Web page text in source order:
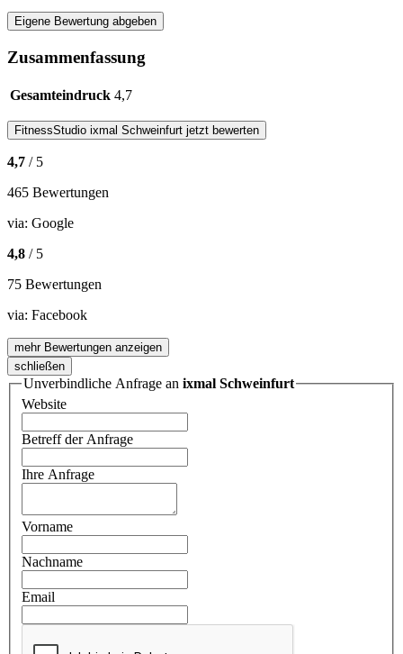
Eigene Bewertung abgeben
Zusammenfassung
Gesamteindruck 4,7
FitnessStudio ixmal Schweinfurt jetzt bewerten
4,7 / 5
465 Bewertungen
via: Google
4,8 / 5
75 Bewertungen
via: Facebook
mehr Bewertungen anzeigen
schließen
Unverbindliche Anfrage an ixmal Schweinfurt
Website
Betreff der Anfrage
Ihre Anfrage
Vorname
Nachname
Email